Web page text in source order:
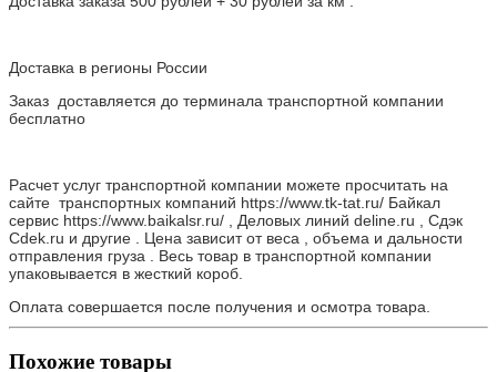
Доставка в регионы России
Заказ доставляется до терминала транспортной компании
бесплатно
Расчет услуг транспортной компании можете просчитать на
сайте транспортных компаний https://www.tk-tat.ru/ Байкал
сервис https://www.baikalsr.ru/ , Деловых линий deline.ru , Сдэк
Cdek.ru и другие . Цена зависит от веса , объема и дальности
отправления груза . Весь товар в транспортной компании
упаковывается в жесткий короб.
Оплата совершается после получения и осмотра товара.
Похожие товары